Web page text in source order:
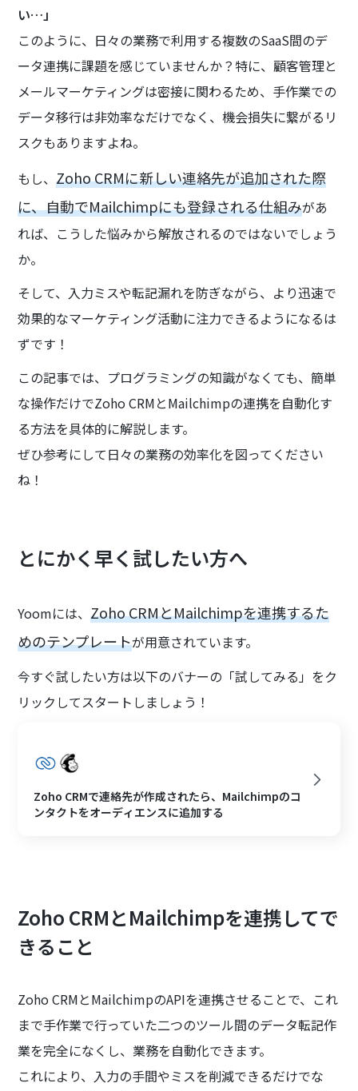
い…」
このように、日々の業務で利用する複数のSaaS間のデ
ータ連携に課題を感じていませんか？特に、顧客管理と
メールマーケティングは密接に関わるため、手作業での
データ移行は非効率なだけでなく、機会損失に繋がるリ
スクもありますよね。
もし、Zoho CRMに新しい連絡先が追加された際
に、自動でMailchimpにも登録される仕組みがあ
れば、こうした悩みから解放されるのではないでしょう
か。
そして、入力ミスや転記漏れを防ぎながら、より迅速で
効果的なマーケティング活動に注力できるようになるは
ずです！
この記事では、プログラミングの知識がなくても、簡単
な操作だけでZoho CRMとMailchimpの連携を自動化す
る方法を具体的に解説します。
ぜひ参考にして日々の業務の効率化を図ってください
ね！
とにかく早く試したい方へ
Yoomには、Zoho CRMとMailchimpを連携するた
めのテンプレートが用意されています。
今すぐ試したい方は以下のバナーの「試してみる」をク
リックしてスタートしましょう！
Zoho CRMで連絡先が作成されたら、Mailchimpのコ
ンタクトをオーディエンスに追加する
Zoho CRMとMailchimpを連携してで
きること
Zoho CRMとMailchimpのAPIを連携させることで、これ
まで手作業で行っていた二つのツール間のデータ転記作
業を完全になくし、業務を自動化できます。
これにより、入力の手間やミスを削減できるだけでな